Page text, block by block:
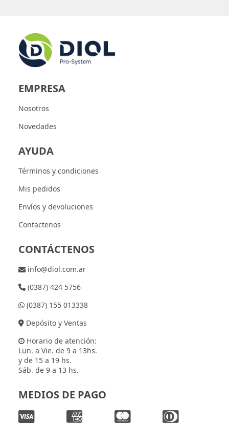
EMPRESA
Nosotros
Novedades
AYUDA
Términos y condiciones
Mis pedidos
Envíos y devoluciones
Contactenos
CONTÁCTENOS
info@diol.com.ar
(0387) 424 5756
(0387) 155 013338
Depósito y Ventas
Horario de atención:
Lun. a Vie. de 9 a 13hs.
y de 15 a 19 hs.
Sáb. de 9 a 13 hs.
MEDIOS DE PAGO